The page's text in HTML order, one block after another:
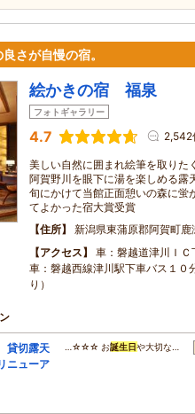
さが自慢の宿。
絵かきの宿 福泉
フォトギャラリー
4.7 2,542
美しい自然に囲まれ絵筆を取りた
阿賀野川を眼下に湯を楽しめる露
旬にかけて当館正面憩いの森に蛍
てよかった宿大賞受賞
住所
新潟県東蒲原郡阿賀町鹿
アクセス
車：磐越道津川Ｉ
車：磐越西線津川駅下車バス１０
り）
貸切露天
ニューア
…☆☆☆ お誕生日や大切な…